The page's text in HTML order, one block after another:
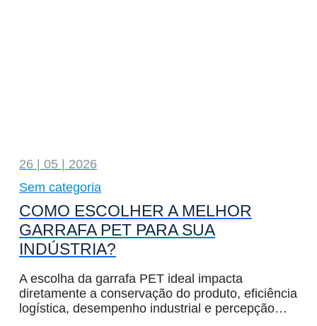
26 | 05 | 2026
Sem categoria
COMO ESCOLHER A MELHOR
GARRAFA PET PARA SUA
INDÚSTRIA?
A escolha da garrafa PET ideal impacta
diretamente a conservação do produto, eficiência
logística, desempenho industrial e percepção…